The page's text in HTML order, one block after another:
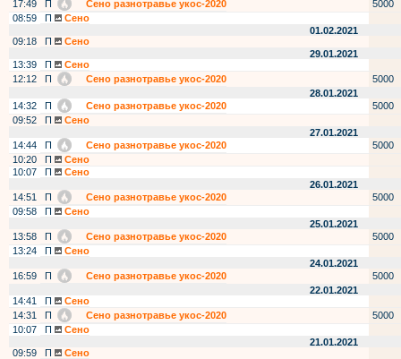
17:49
П Сено разнотравье укос-2020
5000
08:59
П
Сено
01.02.2021
09:18
П
Сено
29.01.2021
13:39
П
Сено
12:12
П Сено разнотравье укос-2020
5000
28.01.2021
14:32
П Сено разнотравье укос-2020
5000
09:52
П
Сено
27.01.2021
14:44
П Сено разнотравье укос-2020
5000
10:20
П
Сено
10:07
П
Сено
26.01.2021
14:51
П Сено разнотравье укос-2020
5000
09:58
П
Сено
25.01.2021
13:58
П Сено разнотравье укос-2020
5000
13:24
П
Сено
24.01.2021
16:59
П Сено разнотравье укос-2020
5000
22.01.2021
14:41
П
Сено
14:31
П Сено разнотравье укос-2020
5000
10:07
П
Сено
21.01.2021
09:59
П
Сено